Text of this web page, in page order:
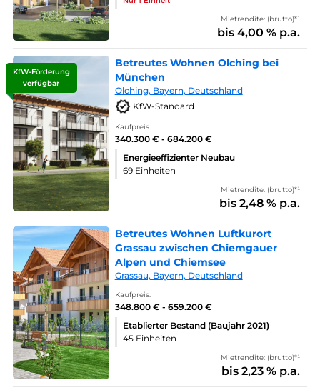
Mietrendite: (brutto)*¹
bis 4,00 % p.a.
KfW-Förderung
verfügbar
Betreutes Wohnen Olching bei
München
Olching, Bayern, Deutschland
KfW-Standard
Kaufpreis:
340.300 € - 684.200 €
Energieeffizienter Neubau
69 Einheiten
Mietrendite: (brutto)*¹
bis 2,48 % p.a.
Betreutes Wohnen Luftkurort
Grassau zwischen Chiemgauer
Alpen und Chiemsee
Grassau, Bayern, Deutschland
Kaufpreis:
348.800 € - 659.200 €
Etablierter Bestand (Baujahr 2021)
45 Einheiten
Mietrendite: (brutto)*¹
bis 2,23 % p.a.